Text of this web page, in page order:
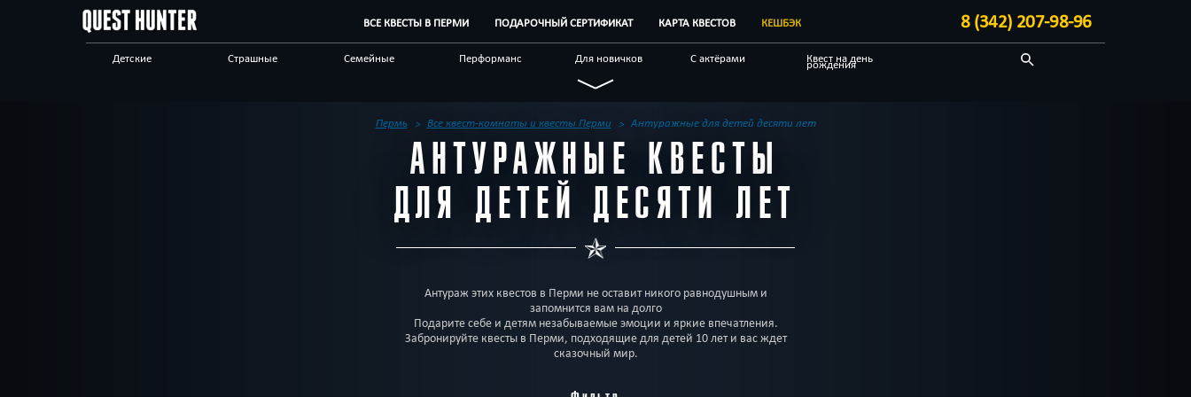
ВСЕ КВЕСТЫ В ПЕРМИ ПОДАРОЧНЫЙ СЕРТИФИКАТ КАРТА КВЕСТОВ КЕШБЭК 8 (342) 207-98-96
Детские Страшные Семейные Перформанс Для новичков С актёрами Квест на день
рождения
Индивидуальные
Позитивные По фильму Мистические
Квест-комнаты Корпоративным
клиентам Отзывы на квесты Бренды квестов
Пермь Все квест-комнаты и квесты Перми Антуражные для детей десяти лет
АНТУРАЖНЫЕ КВЕСТЫ
ДЛЯ ДЕТЕЙ ДЕСЯТИ ЛЕТ
Антураж этих квестов в Перми не оставит никого равнодушным и
запомнится вам на долго
Подарите себе и детям незабываемые эмоции и яркие впечатления.
Забронируйте квесты в Перми, подходящие для детей 10 лет и вас ждет
сказочный мир.